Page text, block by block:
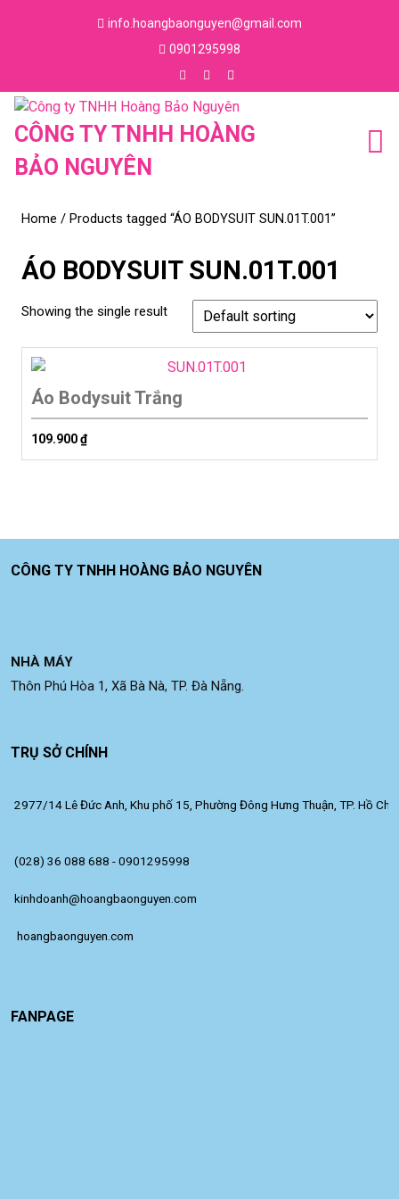
info.hoangbaonguyen@gmail.com
0901295998
Number
Facebook
Instagram
Youtube
CÔNG TY TNHH HOÀNG
BẢO NGUYÊN
Home / Products tagged “ÁO BODYSUIT SUN.01T.001”
ÁO BODYSUIT SUN.01T.001
Showing the single result
Áo Bodysuit Trắng
109.900₫
CÔNG TY TNHH HOÀNG BẢO NGUYÊN
NHÀ MÁY
Thôn Phú Hòa 1, Xã Bà Nà, TP. Đà Nẵng.
TRỤ SỞ CHÍNH
2977/14 Lê Đức Anh, Khu phố 15, Phường Đông Hưng Thuận, TP. Hồ Chí
(028) 36 088 688 - 0901295998
kinhdoanh@hoangbaonguyen.com
hoangbaonguyen.com
FANPAGE